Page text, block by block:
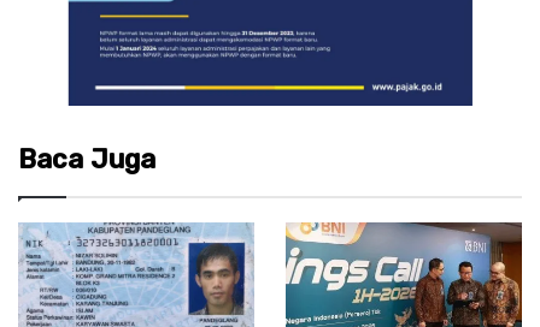
Baca Juga